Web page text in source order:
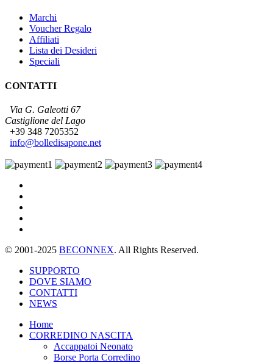
Marchi
Voucher Regalo
Affiliati
Lista dei Desideri
Speciali
CONTATTI
Via G. Galeotti 67
Castiglione del Lago
+39 348 7205352
info@bolledisapone.net
© 2001-2025 BECONNEX. All Rights Reserved.
SUPPORTO
DOVE SIAMO
CONTATTI
NEWS
Home
CORREDINO NASCITA
Accappatoi Neonato
Borse Porta Corredino